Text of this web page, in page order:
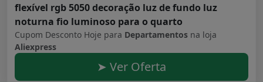
flexível rgb 5050 decoração luz de fundo luz
noturna fio luminoso para o quarto
Cupom Desconto Hoje para Departamentos na loja
Aliexpress
➤ Ver Oferta